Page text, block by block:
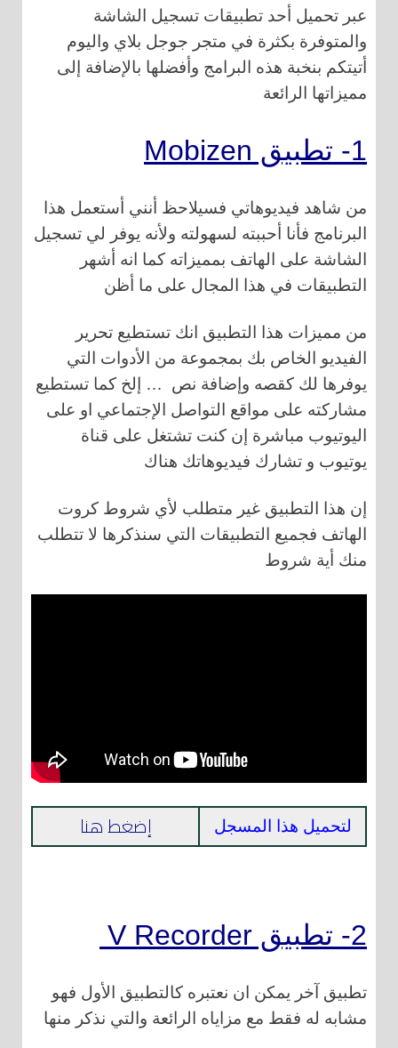
عبر تحميل أحد تطبيقات تسجيل الشاشة
والمتوفرة بكثرة في متجر جوجل بلاي واليوم
أتيتكم بنخبة هذه البرامج وأفضلها بالإضافة إلى
مميزاتها الرائعة
1- تطبيق Mobizen
من شاهد فيديوهاتي فسيلاحظ أنني أستعمل هذا
البرنامج فأنا أحببته لسهولته ولأنه يوفر لي تسجيل
الشاشة على الهاتف بمميزاته كما انه أشهر
التطبيقات في هذا المجال على ما أظن
من مميزات هذا التطبيق انك تستطيع تحرير
الفيديو الخاص بك بمجموعة من الأدوات التي
يوفرها لك كقصه وإضافة نص … إلخ كما تستطيع
مشاركته على مواقع التواصل الإجتماعي او على
اليوتيوب مباشرة إن كنت تشتغل على قناة
يوتيوب و تشارك فيديوهاتك هناك
إن هذا التطبيق غير متطلب لأي شروط كروت
الهاتف فجميع التطبيقات التي سنذكرها لا تتطلب
منك أية شروط
لتحميل هذا المسجل إضغط هنا
2- تطبيق V Recorder
تطبيق آخر يمكن ان نعتبره كالتطبيق الأول فهو
مشابه له فقط مع مزاياه الرائعة والتي نذكر منها